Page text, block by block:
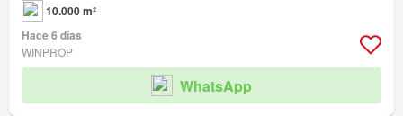
10.000 m²
Hace 6 días
WINPROP
WhatsApp